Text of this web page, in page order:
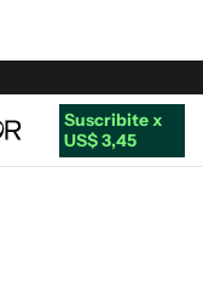
Suscribite x
US$ 3,45